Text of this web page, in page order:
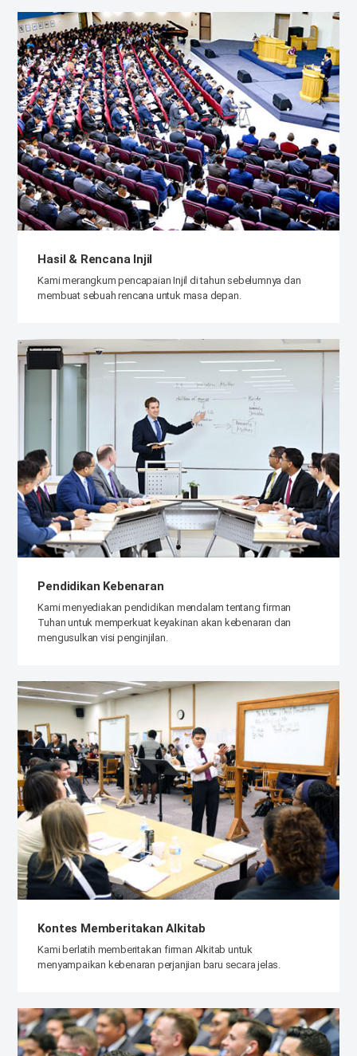
Hasil & Rencana Injil
Kami merangkum pencapaian Injil di tahun sebelumnya dan
membuat sebuah rencana untuk masa depan.
Pendidikan Kebenaran
Kami menyediakan pendidikan mendalam tentang firman
Tuhan untuk memperkuat keyakinan akan kebenaran dan
mengusulkan visi penginjilan.
Kontes Memberitakan Alkitab
Kami berlatih memberitakan firman Alkitab untuk
menyampaikan kebenaran perjanjian baru secara jelas.